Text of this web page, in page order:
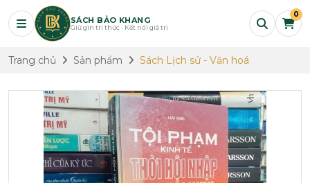
SÁCH BẢO KHANG
Giữ gìn tri thức - Kết nối giá trị
0
Trang chủ Sản phẩm Sách Lịch sử - Văn hoá